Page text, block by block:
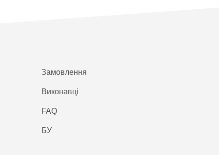
Замовлення
Виконавці
FAQ
БУ